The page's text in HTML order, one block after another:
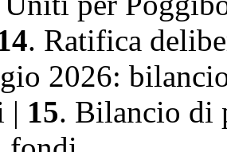
. Ratifica
2026:
| 15. Bilancio di